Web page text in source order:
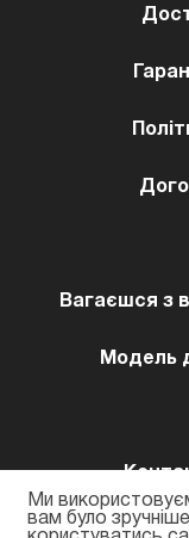
Вагаєшся з
Модель
Ми
вам було зручніше